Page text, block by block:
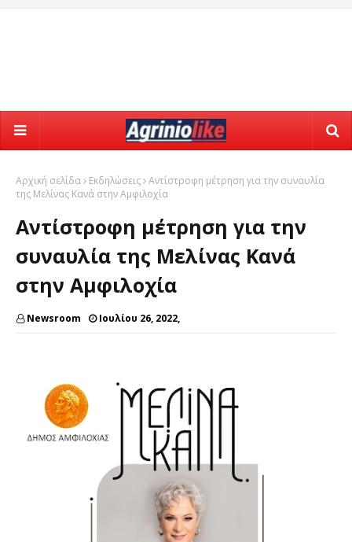
Αρχική σελίδα Εκδηλώσεις Αντίστροφη μέτρηση για την συναυλία
της Μελίνας Κανά στην Αμφιλοχία
Αντίστροφη μέτρηση για την
συναυλία της Μελίνας Κανά
στην Αμφιλοχία
Newsroom Ιουλίου 26, 2022,